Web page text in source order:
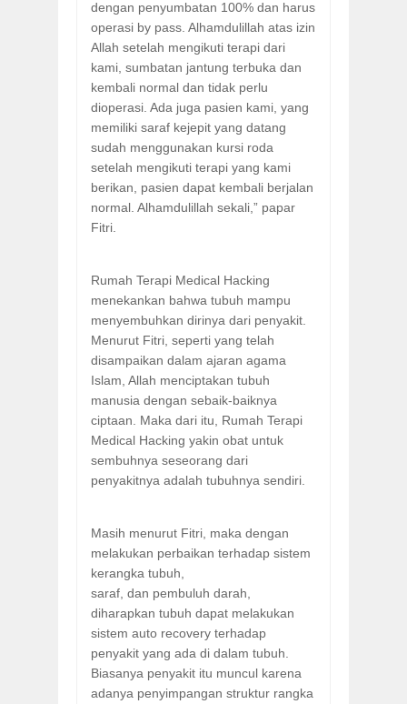
dengan penyumbatan 100% dan harus
operasi by pass. Alhamdulillah atas izin
Allah setelah mengikuti terapi dari
kami, sumbatan jantung terbuka dan
kembali normal dan tidak perlu
dioperasi. Ada juga pasien kami, yang
memiliki saraf kejepit yang datang
sudah menggunakan kursi roda
setelah mengikuti terapi yang kami
berikan, pasien dapat kembali berjalan
normal. Alhamdulillah sekali,” papar
Fitri.
Rumah Terapi Medical Hacking
menekankan bahwa tubuh mampu
menyembuhkan dirinya dari penyakit.
Menurut Fitri, seperti yang telah
disampaikan dalam ajaran agama
Islam, Allah menciptakan tubuh
manusia dengan sebaik-baiknya
ciptaan. Maka dari itu, Rumah Terapi
Medical Hacking yakin obat untuk
sembuhnya seseorang dari
penyakitnya adalah tubuhnya sendiri.
Masih menurut Fitri, maka dengan
melakukan perbaikan terhadap sistem
kerangka tubuh,
saraf, dan pembuluh darah,
diharapkan tubuh dapat melakukan
sistem auto recovery terhadap
penyakit yang ada di dalam tubuh.
Biasanya penyakit itu muncul karena
adanya penyimpangan struktur rangka